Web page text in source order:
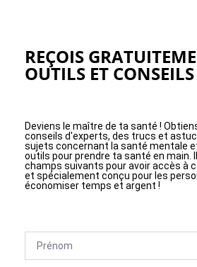
REÇOIS
OUTILS ET
Deviens le maître de ta santé !
conseils d'experts, des trucs et
sujets concernant la santé mentale
outils pour prendre ta santé en main.
champs suivants pour avoir accès à
et spécialement conçu pour les
économiser temps et argent !